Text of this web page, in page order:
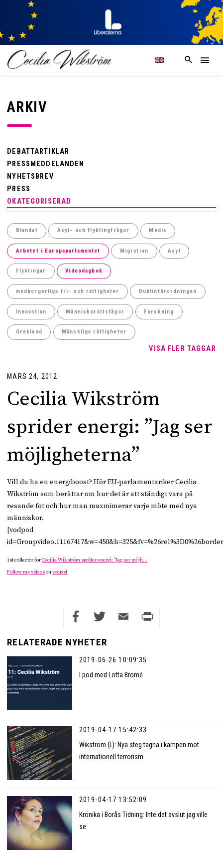
ARKIV
DEBATTARTIKLAR
PRESSMEDDELANDEN
NYHETSBREV
PRESS
OKATEGORISERAD
Blandat Asyl- och flyktingfrågor Media
Arbetet i Europaparlamentet Migration Asyl
Flyktingar Videodagbok
medborgerliga fri- och rättigheter Dublinförordningen
Innovation Människorättsfågor Forskning
Grekland Mänskliga rättigheter
VISA FLER TAGGAR
RELATERADE NYHETER
2019-06-26 10:09:35
I pod med Lotta Bromé
2019-04-17 15:42:33
Wikström (L): Nya steg tagna i kampen mot
internationell terrorism
2019-04-17 13:52:09
Krönika i Borås Tidning: Inte det avslut jag ville
se
MARS 24, 2012
Cecilia Wikström
sprider energi: ”Jag ser
möjligheterna”
Vill du ha en energiboost? Hör EU-parlamentariker Cecilia
Wikström som berättar om hur det är att ständigt vara på
resande fot och hur man maxmimerar varje möte med nya
människor.
[vodpod
1st collector forCecilia Wikström sprider energi: "Jag ser möjli…
Follow my videosonvodpod
Facebook
Twitter
Email